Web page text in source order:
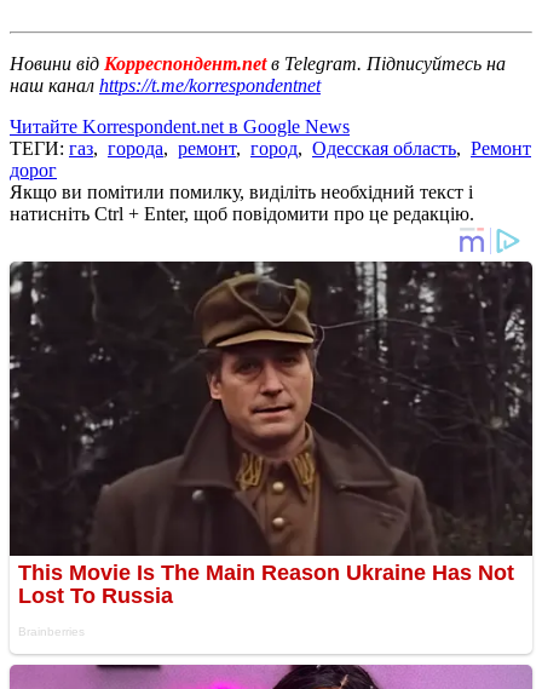
Новини від Корреспондент.netв Telegram. Підписуйтесь на
наш канал https://t.me/korrespondentnet
Читайте Korrespondent.net в Google News
ТЕГИ: газ, города, ремонт, город, Одесская область, Ремонт
дорог
Якщо ви помітили помилку, виділіть необхідний текст і
натисніть Ctrl + Enter, щоб повідомити про це редакцію.